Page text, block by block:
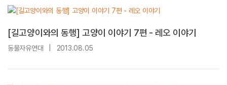
[길고양이와의 동행] 고양이 이야기 7편 - 레오 이야기
동물자유연대 2013.08.05